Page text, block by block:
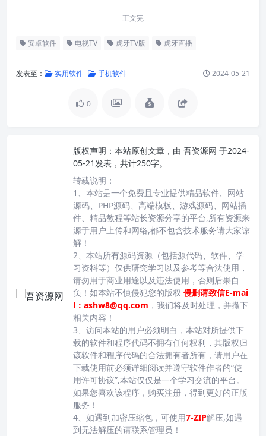
正文完
安卓软件 电视TV 虎牙TV版 虎牙直播
发表至： 实用软件 手机软件 2024-05-21
0
版权声明： 本站原创文章，由 吾资源网 于2024-
05-21发表，共计250字。
转载说明：
1、本站是一个免费且专业提供精品软件、网站
源码、PHP源码、高端模板、游戏源码、网站插
件、精品教程等站长资源分享的平台,所有资源来
源于用户上传和网络,都不包含技术服务请大家谅
解！
2、本站所有源码资源（包括源代码、软件、学
习资料等）仅供研究学习以及参考等合法使用，
请勿用于商业用途以及违法使用，否则后果自
负！如本站不慎侵犯您的版权 侵删请致信E-mai
l：ashw8@qq.com ，我们将及时处理，并撤下
相关内容！
3、访问本站的用户必须明白，本站对所提供下
载的软件和程序代码不拥有任何权利，其版权归
该软件和程序代码的合法拥有者所有，请用户在
下载使用前必须详细阅读并遵守软件作者的“使
用许可协议”,本站仅仅是一个学习交流的平台。
如果您喜欢该程序，购买注册，得到更好的正版
服务！
4、如遇到加密压缩包，可使用7-ZIP解压,如遇
到无法解压的请联系管理员！